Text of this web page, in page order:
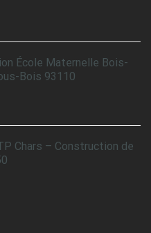
École Maternelle Bois-
Bois 93110
Chars – Construction de